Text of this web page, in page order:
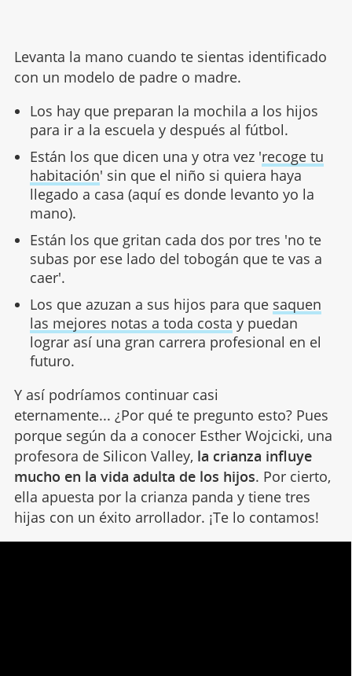
Levanta la mano cuando te sientas identificado
con un modelo de padre o madre.
Los hay que preparan la mochila a los hijos
para ir a la escuela y después al fútbol.
Están los que dicen una y otra vez 'recoge tu
habitación' sin que el niño si quiera haya
llegado a casa (aquí es donde levanto yo la
mano).
Están los que gritan cada dos por tres 'no te
subas por ese lado del tobogán que te vas a
caer'.
Los que azuzan a sus hijos para que saquen
las mejores notas a toda costa y puedan
lograr así una gran carrera profesional en el
futuro.
Y así podríamos continuar casi
eternamente... ¿Por qué te pregunto esto? Pues
porque según da a conocer Esther Wojcicki, una
profesora de Silicon Valley, la crianza influye
mucho en la vida adulta de los hijos. Por cierto,
ella apuesta por la crianza panda y tiene tres
hijas con un éxito arrollador. ¡Te lo contamos!